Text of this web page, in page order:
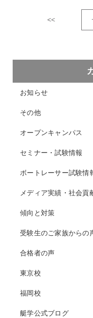
<<
お知らせ
その他
オープンキャンパス
セミナー・試験情報
ボートレーサー試験情
メディア実績・社会貢
傾向と対策
受験生のご家族からの
合格者の声
東京校
福岡校
艇学公式ブログ